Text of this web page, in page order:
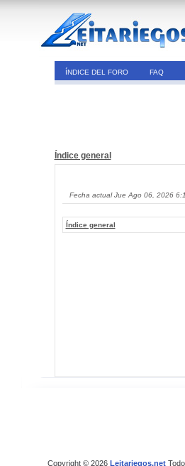
ÍNDICE DEL FORO FAQ
Índice general
Fecha actual Jue Ago 06, 2026
Índice general
Copyright © 2026 Leitariegos.net